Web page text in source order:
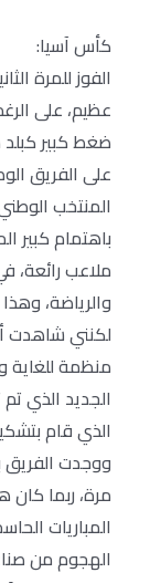
كأس آسيا:
الفوز للمرة
عظيم، على
ضغط كبير
على الفريق
المنتخب
باهتمام كبير
ملاعب
والرياضة،
لكنني شاهدت
منظمة للغاية
الجديد الذي
الذي قام
ووجدت الفريق
مرة، ربما
المباريات
الهجوم من